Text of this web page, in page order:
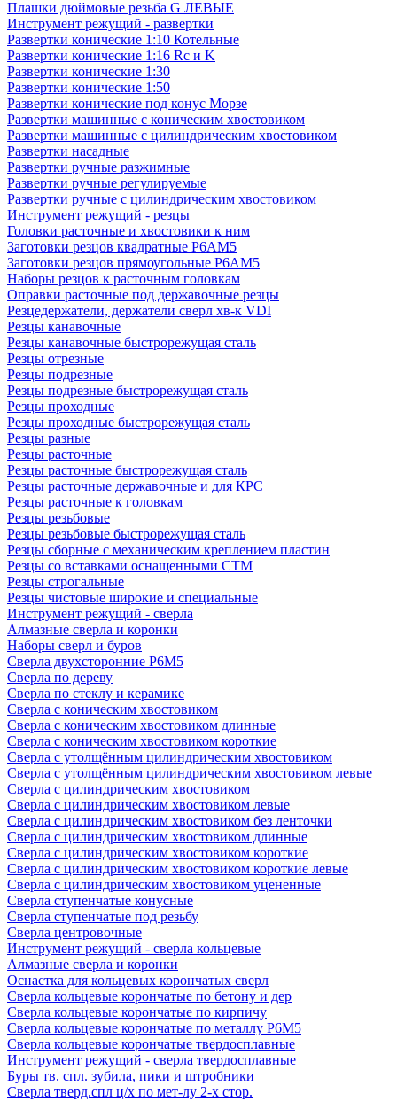
Плашки дюймовые резьба G ЛЕВЫЕ
Инструмент режущий - развертки
Развертки конические 1:10 Котельные
Развертки конические 1:16 Rc и K
Развертки конические 1:30
Развертки конические 1:50
Развертки конические под конус Морзе
Развертки машинные с коническим хвостовиком
Развертки машинные с цилиндрическим хвостовиком
Развертки насадные
Развертки ручные разжимные
Развертки ручные регулируемые
Развертки ручные с цилиндрическим хвостовиком
Инструмент режущий - резцы
Головки расточные и хвостовики к ним
Заготовки резцов квадратные Р6АМ5
Заготовки резцов прямоугольные Р6АМ5
Наборы резцов к расточным головкам
Оправки расточные под державочные резцы
Резцедержатели, держатели сверл хв-к VDI
Резцы канавочные
Резцы канавочные быстрорежущая сталь
Резцы отрезные
Резцы подрезные
Резцы подрезные быстрорежущая сталь
Резцы проходные
Резцы проходные быстрорежущая сталь
Резцы разные
Резцы расточные
Резцы расточные быстрорежущая сталь
Резцы расточные державочные и для КРС
Резцы расточные к головкам
Резцы резьбовые
Резцы резьбовые быстрорежущая сталь
Резцы сборные с механическим креплением пластин
Резцы со вставками оснащенными СТМ
Резцы строгальные
Резцы чистовые широкие и специальные
Инструмент режущий - сверла
Алмазные сверла и коронки
Наборы сверл и буров
Сверла двухсторонние Р6М5
Сверла по дереву
Сверла по стеклу и керамике
Сверла с коническим хвостовиком
Сверла с коническим хвостовиком длинные
Сверла с коническим хвостовиком короткие
Сверла с утолщённым цилиндрическим хвостовиком
Сверла с утолщённым цилиндрическим хвостовиком левые
Сверла с цилиндрическим хвостовиком
Сверла с цилиндрическим хвостовиком левые
Сверла с цилиндрическим хвостовиком без ленточки
Сверла с цилиндрическим хвостовиком длинные
Сверла с цилиндрическим хвостовиком короткие
Сверла с цилиндрическим хвостовиком короткие левые
Сверла с цилиндрическим хвостовиком уцененные
Сверла ступенчатые конусные
Сверла ступенчатые под резьбу
Сверла центровочные
Инструмент режущий - сверла кольцевые
Алмазные сверла и коронки
Оснастка для кольцевых корончатых сверл
Сверла кольцевые корончатые по бетону и дер
Сверла кольцевые корончатые по кирпичу
Сверла кольцевые корончатые по металлу Р6М5
Сверла кольцевые корончатые твердосплавные
Инструмент режущий - сверла твердосплавные
Буры тв. спл. зубила, пики и штробники
Сверла тверд.спл ц/х по мет-лу 2-х стор.